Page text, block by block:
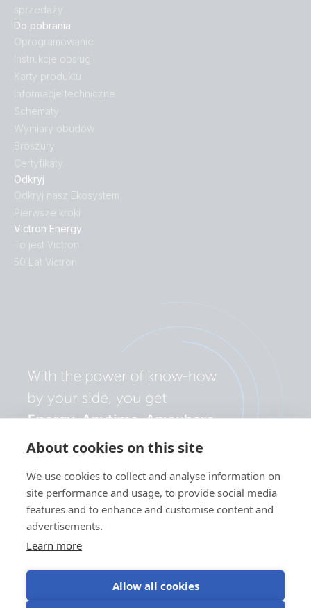
About cookies on this site
We use cookies to collect and analyse information on
site performance and usage, to provide social media
features and to enhance and customise content and
advertisements.
Learn more
Allow all cookies
Odkryj
Odkryj nasz Ekosystem
Pierwsze kroki
Victron Energy
To jest Victron
50 Lat Victron
Do pobrania
Oprogramowanie
Instrukcje obsługi
Karty produktu
Informacje techniczne
Schematy
Wymiary obudów
Broszury
Certyfikaty
sprzedaży
Polityka